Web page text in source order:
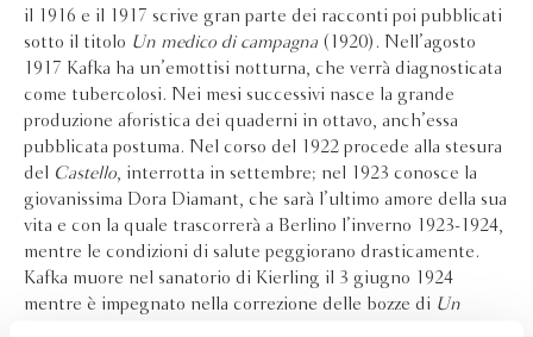
il 1916 e il 1917 scrive gran parte dei racconti poi pubblicati
sotto il titolo Un medico di campagna (1920). Nell’agosto
1917 Kafka ha un’emottisi notturna, che verrà diagnosticata
come tubercolosi. Nei mesi successivi nasce la grande
produzione aforistica dei quaderni in ottavo, anch’essa
pubblicata postuma. Nel corso del 1922 procede alla stesura
del
Castello, interrotta in settembre; nel 1923 conosce la
giovanissima Dora Diamant, che sarà l’ultimo amore della sua
vita e con la quale trascorrerà a Berlino l’inverno 1923-1924,
mentre le condizioni di salute peggiorano drasticamente.
Kafka muore nel sanatorio di Kierling il 3 giugno 1924
mentre è impegnato nella correzione delle bozze di Un